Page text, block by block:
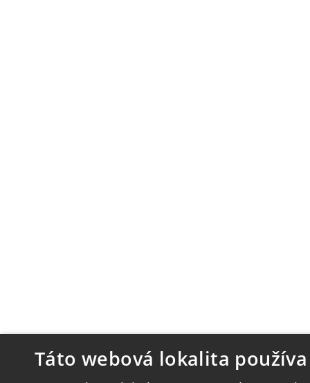
Táto webová lokalita